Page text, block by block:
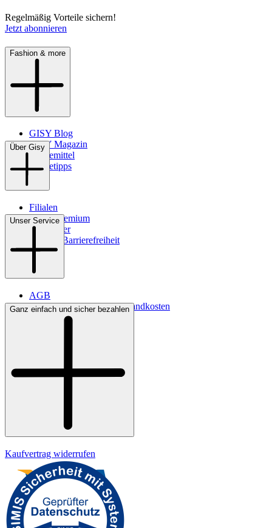
Regelmäßig Vorteile sichern!
Jetzt abonnieren
Fashion & more
GISY Blog
GISY Magazin
Pflegemittel
Pflegetipps
Über Gisy
Filialen
WMS-Premium
Newsletter
Digitale Barrierefreiheit
Unser Service
AGB
Lieferbedingungen & Versandkosten
Bezahlung
Ganz einfach und sicher bezahlen
Kaufvertrag widerrufen